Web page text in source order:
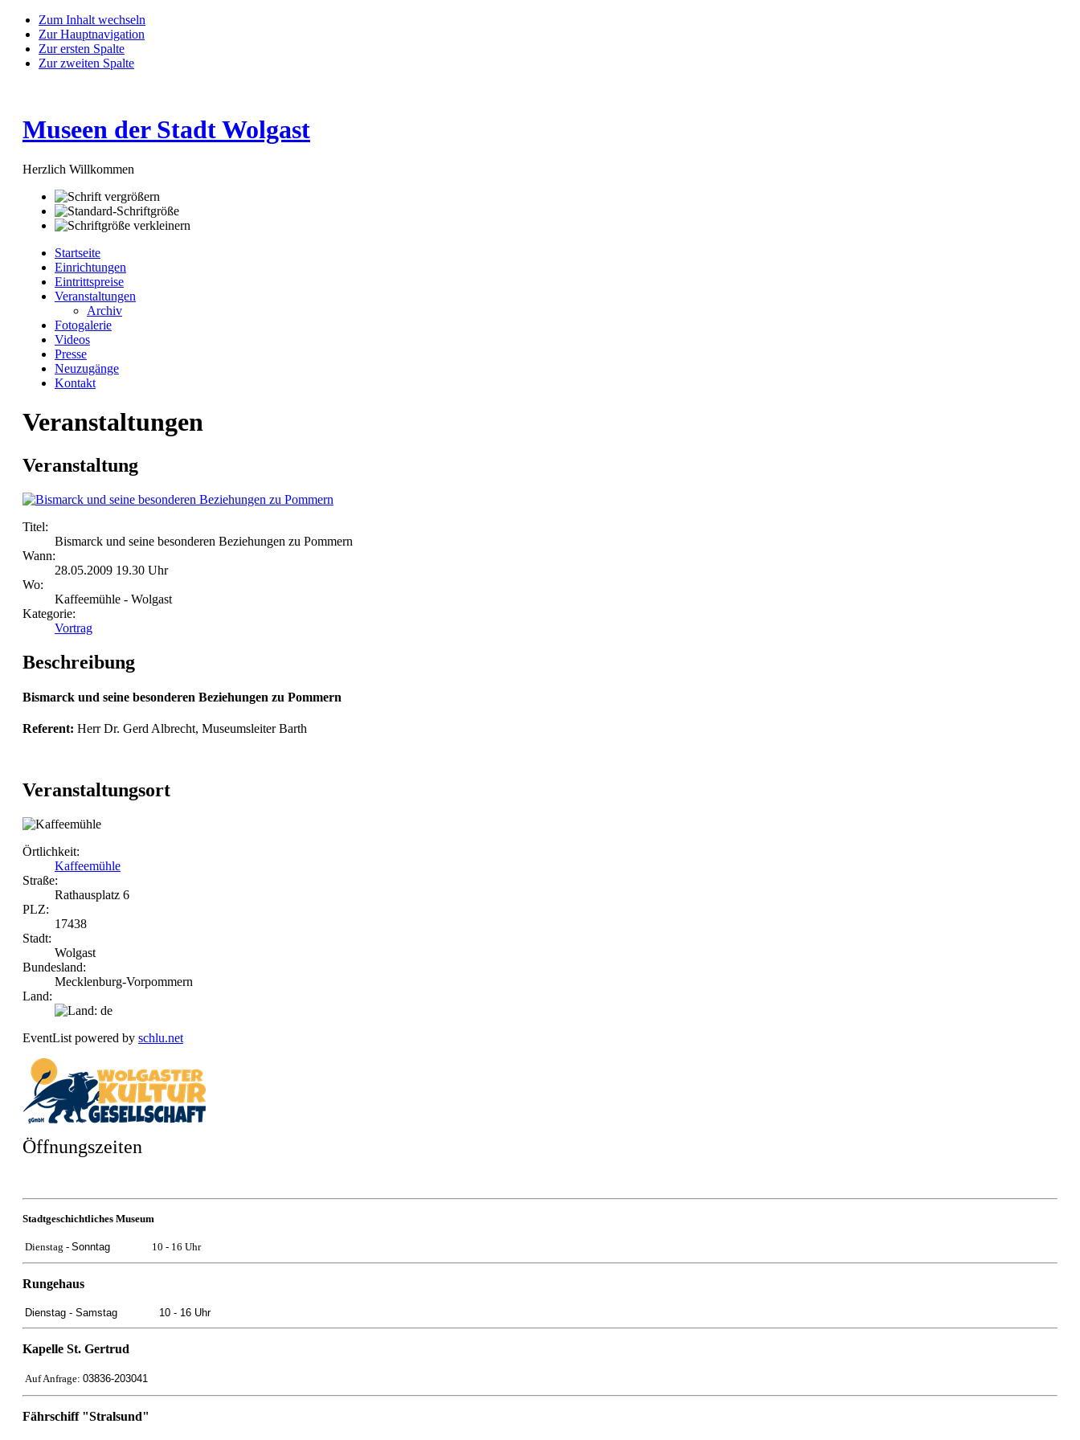
Zum Inhalt wechseln
Zur Hauptnavigation
Zur ersten Spalte
Zur zweiten Spalte
Museen der Stadt Wolgast
Herzlich Willkommen
Startseite
Einrichtungen
Eintrittspreise
Veranstaltungen
Archiv
Fotogalerie
Videos
Presse
Neuzugänge
Kontakt
Veranstaltungen
Veranstaltung
Titel:
Bismarck und seine besonderen Beziehungen zu Pommern
Wann:
28.05.2009 19.30 Uhr
Wo:
Kaffeemühle - Wolgast
Kategorie:
Vortrag
Beschreibung
Bismarck und seine besonderen Beziehungen zu Pommern
Referent: Herr Dr. Gerd Albrecht, Museumsleiter Barth
Veranstaltungsort
Örtlichkeit:
Kaffeemühle
Straße:
Rathausplatz 6
PLZ:
17438
Stadt:
Wolgast
Bundesland:
Mecklenburg-Vorpommern
Land:
EventList powered by schlu.net
Öffnungszeiten
Stadtgeschichtliches Museum
Dienstag - Sonntag 10 - 16 Uhr
Rungehaus
Dienstag - Samstag 10 - 16 Uhr
Kapelle St. Gertrud
Auf Anfrage: 03836-203041
Fährschiff "Stralsund"